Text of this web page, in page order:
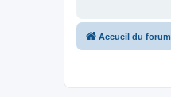
Accueil du forum